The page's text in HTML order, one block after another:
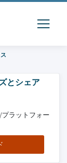
とシェア
ラットフォー